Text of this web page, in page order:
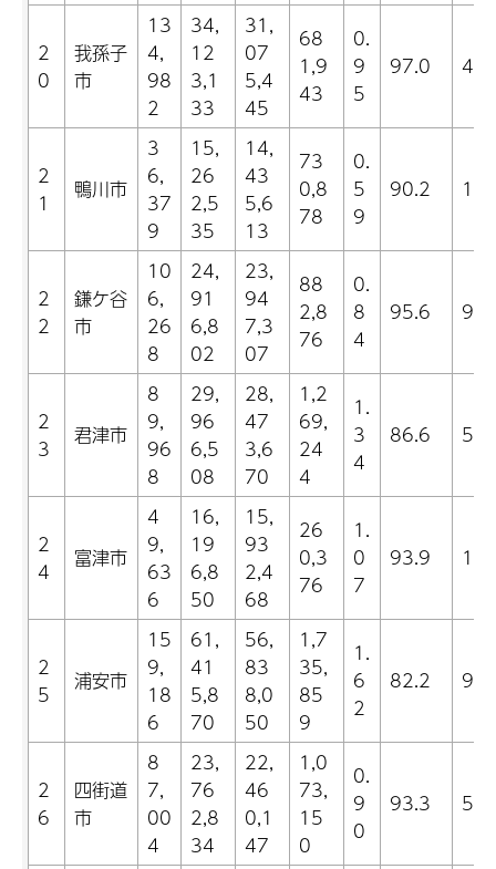
2
0
我孫子
市
13
4,
98
2
34,
12
3,1
33
31,
07
5,4
45
68
1,9
43
0.
9
5
97.0 4.2
2
1
鴨川市
3
6,
37
9
15,
26
2,5
35
14,
43
5,6
13
73
0,8
78
0.
5
9
90.2
2
2
鎌ケ谷
市
10
6,
26
8
24,
91
6,8
02
23,
94
7,3
07
88
2,8
76
0.
8
4
95.6 9.0
2
3
君津市
8
9,
96
8
29,
96
6,5
08
28,
47
3,6
70
1,2
69,
24
4
1.
3
4
86.6 5.4
2
4
富津市
4
9,
63
6
16,
19
6,8
50
15,
93
2,4
68
26
0,3
76
1.
0
7
93.9
2
5
浦安市
15
9,
18
6
61,
41
5,8
70
56,
83
8,0
50
1,7
35,
85
9
1.
6
2
82.2 9.4
2
6
四街道
市
8
7,
00
4
23,
76
2,8
34
22,
46
0,1
47
1,0
73,
15
0
0.
9
0
93.3 5.2